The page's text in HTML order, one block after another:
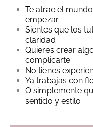
Te atrae el
empezar
Sientes que los
claridad
Quieres crear
complicarte
No tienes
Ya trabajas con
O simplemente
sentido y estilo